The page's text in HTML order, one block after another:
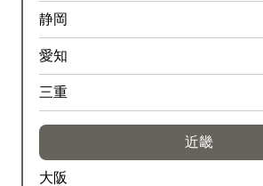
静岡
愛知
三重
近畿
大阪